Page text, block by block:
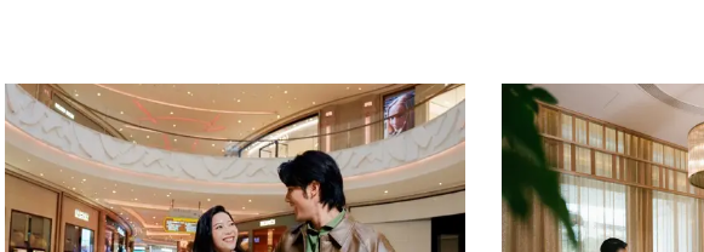
Learn more Learn more